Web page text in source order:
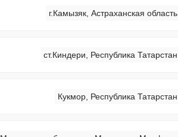
г.Камызяк, Астраханская область
ст.Киндери, Республика Татарстан
Кукмор, Республика Татарстан